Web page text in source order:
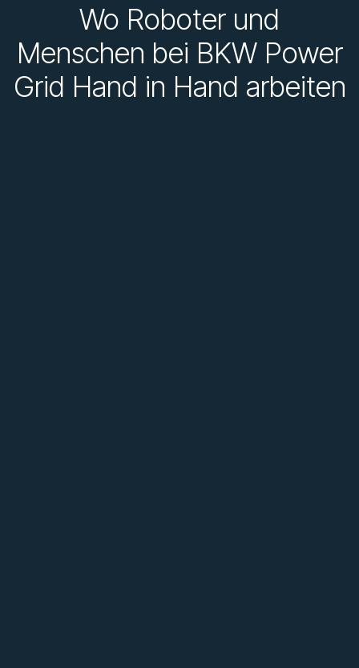
Wo Roboter und
Menschen bei BKW Power
Grid Hand in Hand arbeiten